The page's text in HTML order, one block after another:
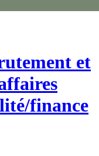
et
finance